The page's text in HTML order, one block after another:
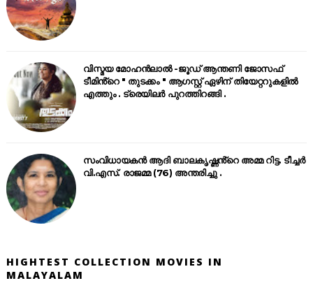
വിസ്മയ മോഹൻലാൽ -ജൂഡ് ആന്തണി ജോസഫ്
ടീമിൻ്റെ " തുടക്കം " ആഗസ്റ്റ് ഏഴിന് തിയേറ്ററുകളിൽ
എത്തും . ട്രെയിലർ പുറത്തിറങ്ങി .
സംവിധായകൻ ആദി ബാലകൃഷ്ണൻ്റെ അമ്മ റിട്ട. ടീച്ചർ
വി.എസ്. രാജമ്മ (76) അന്തരിച്ചു .
HIGHTEST COLLECTION MOVIES IN
MALAYALAM